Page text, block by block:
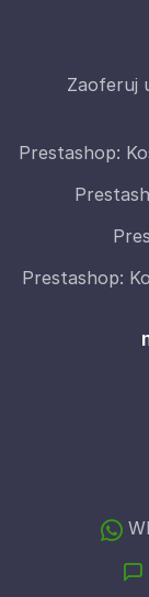
Zaoferuj
Prestashop:
Prestashop: